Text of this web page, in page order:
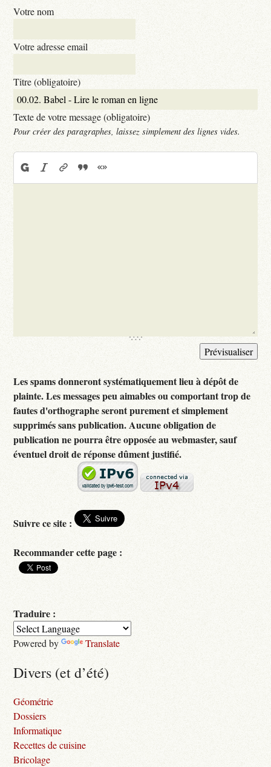
Votre nom
Votre adresse email
Titre (obligatoire)
Texte de votre message (obligatoire)
Pour créer des paragraphes, laissez simplement des lignes vides.
Les spams donneront systématiquement lieu à dépôt de
plainte. Les messages peu aimables ou comportant trop de
fautes d'orthographe seront purement et simplement
supprimés sans publication. Aucune obligation de
publication ne pourra être opposée au webmaster, sauf
éventuel droit de réponse dûment justifié.
Suivre ce site :
Recommander cette page :
Traduire :
Powered by Translate
Divers (et d’été)
Géométrie
Dossiers
Informatique
Recettes de cuisine
Bricolage